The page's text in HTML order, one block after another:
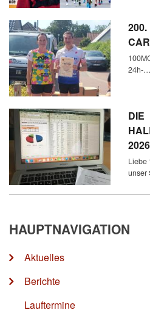
24h-…
DIE
Liebe
unser
HAUPTNAVIGATION
Aktuelles
Berichte
Lauftermine